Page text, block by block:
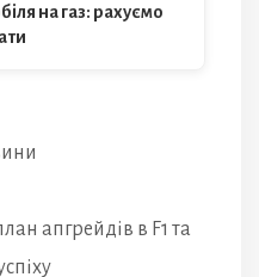
на газ: рахуємо
апгрейдів в F1 та